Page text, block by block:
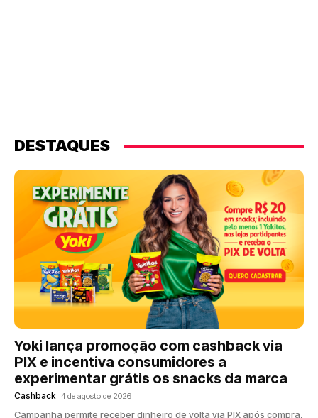
DESTAQUES
Yoki lança promoção com cashback via
PIX e incentiva consumidores a
experimentar grátis os snacks da marca
Cashback 4 de agosto de 2026
Campanha permite receber dinheiro de volta via PIX após compra,